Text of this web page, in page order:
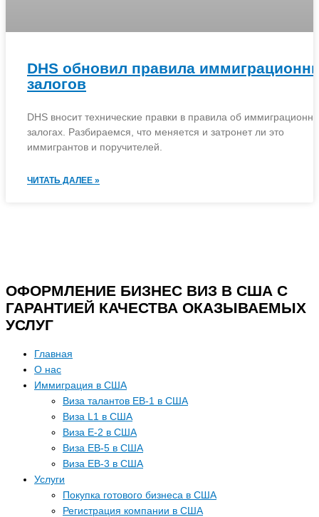
DHS обновил правила
залогов
DHS вносит технические правки в правила об
залогах. Разбираемся, что меняется и затронет ли это
иммигрантов и поручителей.
ЧИТАТЬ ДАЛЕЕ »
ОФОРМЛЕНИЕ БИЗНЕС ВИЗ В США С
ГАРАНТИЕЙ КАЧЕСТВА ОКАЗЫВАЕМЫХ
УСЛУГ
Главная
О нас
Иммиграция в США
Виза талантов EB-1 в США
Виза L1 в США
Виза E-2 в США
Виза EB-5 в США
Виза EB-3 в США
Услуги
Покупка готового бизнеса в США
Регистрация компании в США